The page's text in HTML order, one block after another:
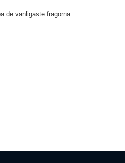
de vanligaste frågorna: